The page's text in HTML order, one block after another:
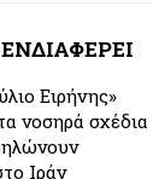
Ειρήνης»
νοσηρά σχέδια
Ιράν